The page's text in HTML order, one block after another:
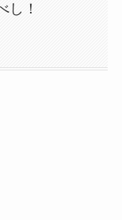
し！